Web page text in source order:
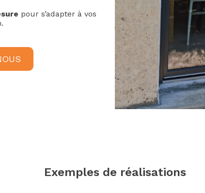
pour s’adapter à vos
Exemples de réalisations